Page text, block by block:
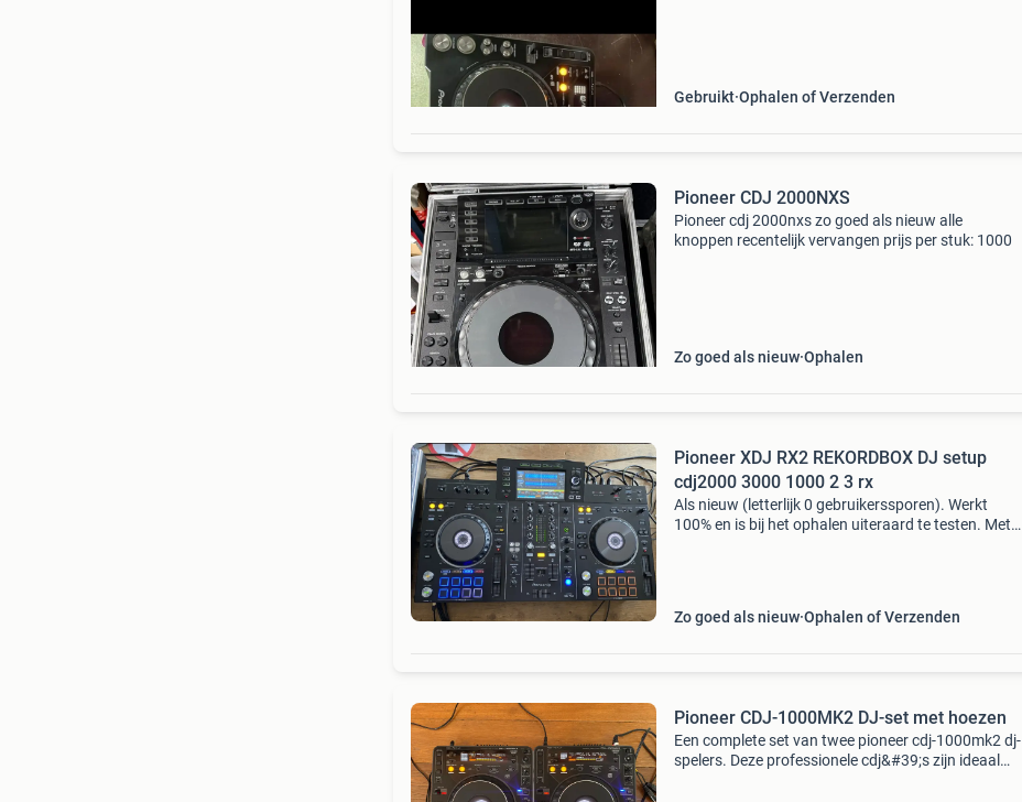
Gebruikt Ophalen of Verzenden
Pioneer CDJ 2000NXS
Pioneer cdj 2000nxs zo goed als nieuw alle
knoppen recentelijk vervangen prijs per stuk: 1000
Zo goed als nieuw Ophalen
Pioneer XDJ RX2 REKORDBOX DJ setup
cdj2000 3000 1000 2 3 rx
Als nieuw (letterlijk 0 gebruikerssporen). Werkt
100% en is bij het ophalen uiteraard te testen. Met
Zo goed als nieuw Ophalen of Verzenden
Pioneer CDJ-1000MK2 DJ-set met hoezen
Een complete set van twee pioneer cdj-1000mk2 dj-
spelers. Deze professionele cdj&#39;s zijn ideaal